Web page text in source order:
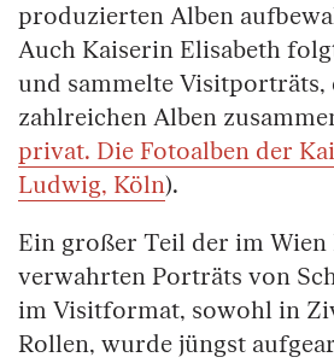
produzierten Alben
Auch Kaiserin Elisabeth
und sammelte Visitporträts,
zahlreichen Alben
privat. Die Fotoalben der
Ludwig, Köln).
Ein großer Teil der im Wien
verwahrten Porträts von
im Visitformat, sowohl in
Rollen, wurde jüngst